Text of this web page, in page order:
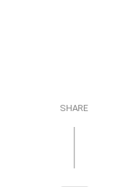
SHARE